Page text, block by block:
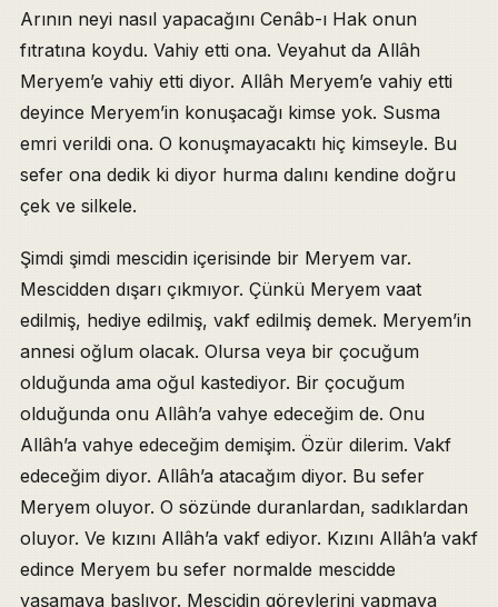
Arının neyi nasıl yapacağını Cenâb-ı Hak onun
fıtratına koydu. Vahiy etti ona. Veyahut da Allâh
Meryem’e vahiy etti diyor. Allâh Meryem’e vahiy etti
deyince Meryem’in konuşacağı kimse yok. Susma
emri verildi ona. O konuşmayacaktı hiç kimseyle. Bu
sefer ona dedik ki diyor hurma dalını kendine doğru
çek ve silkele.
Şimdi şimdi mescidin içerisinde bir Meryem var.
Mescidden dışarı çıkmıyor. Çünkü Meryem vaat
edilmiş, hediye edilmiş, vakf edilmiş demek. Meryem’in
annesi oğlum olacak. Olursa veya bir çocuğum
olduğunda ama oğul kastediyor. Bir çocuğum
olduğunda onu Allâh’a vahye edeceğim de. Onu
Allâh’a vahye edeceğim demişim. Özür dilerim. Vakf
edeceğim diyor. Allâh’a atacağım diyor. Bu sefer
Meryem oluyor. O sözünde duranlardan, sadıklardan
oluyor. Ve kızını Allâh’a vakf ediyor. Kızını Allâh’a vakf
edince Meryem bu sefer normalde mescidde
yaşamaya başlıyor. Mescidin görevlerini yapmaya